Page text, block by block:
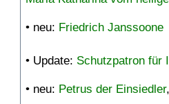
• neu: Friedrich Janssoone
• Update: Schutzpatron für
• neu: Petrus der Einsiedler,